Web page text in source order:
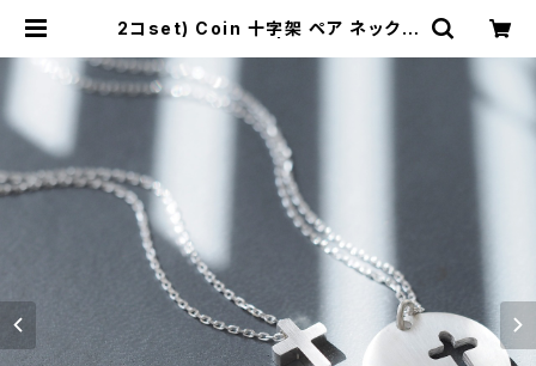
2コset) Coin 十字架 ペア ネックレ